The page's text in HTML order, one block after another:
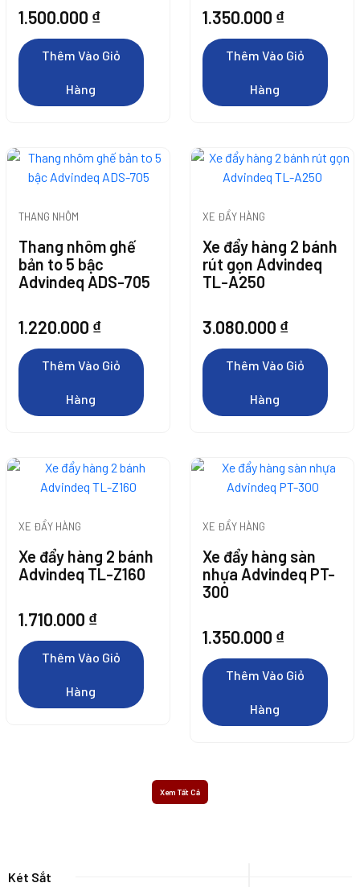
Hàng
Hàng
1.500.000 ₫
Thêm Vào Giỏ
Hàng
1.350.000 ₫
Thêm Vào Giỏ
Hàng
THANG NHÔM
Thang nhôm ghế
bản to 5 bậc
Advindeq ADS-705
1.220.000 ₫
Thêm Vào Giỏ
Hàng
XE ĐẨY HÀNG
Xe đẩy hàng 2 bánh
rút gọn Advindeq
TL-A250
3.080.000 ₫
Thêm Vào Giỏ
Hàng
XE ĐẨY HÀNG
Xe đẩy hàng 2 bánh
Advindeq TL-Z160
1.710.000 ₫
Thêm Vào Giỏ
Hàng
XE ĐẨY HÀNG
Xe đẩy hàng sàn
nhựa Advindeq PT-
300
1.350.000 ₫
Thêm Vào Giỏ
Hàng
Xem Tất Cả
Két Sắt